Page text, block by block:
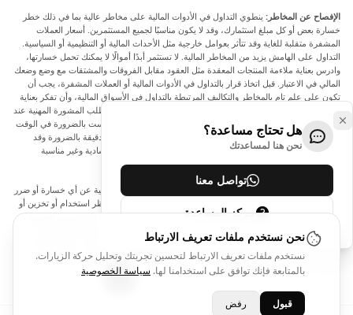
الإفصاح عن المخاطر: ينطوي التداول في الأدوات المالية على مخاطر عالية بما في ذلك خطر
خسارة بعض أو كل مبلغ استثمارك، وقد لا يكون مناسبًا لجميع المستثمرين. أسعار العملات
المشفرة متقلبة للغاية وقد تتأثر بعوامل خارجية مثل الأحداث المالية أو التنظيمية أو السياسية.
التداول على الهامش يزيد من المخاطر المالية. لا تستثمر أبدًا أموالًا لا يمكنك تحمل خسارتها،
وادرس بعناية ملاءمة المنتجات المعقدة مثل العقود مقابل الفروقات والمشتقات مع وضع وضعك
المالي في الاعتبار. قبل اتخاذ قرار بالتداول في الأدوات المالية أو العملات المشفرة، يجب أن
تكون على علم تام بالمخاطر والتكاليف المرتبطة بالتداول في الأسواق المالية، وأن تفكر بعناية
في أهدافك الاستثمارية ومستوى خبرتك ورغبتك في المخاطرة، وأن تطلب المشورة المهنية عند
الحاجة. تود Arincen أن تذكرك بأن البيانات الواردة في هذا الموقع ليست بالضرورة في الوقت
الفعلي وليست دقيقة. البيانات والأسعار الموجودة على الموقع ليست دقيقة بالضرورة وقد
تختلف عن السعر الفعلي في أي سوق معينة، مما يعني أن الأسعار إرشادية وغير مناسبة
لأغراض التداول.
لن يتحمل Arincen وأي مزود للبيانات الواردة في هذا الموقع المسؤولية عن أي خسارة أو ضرر
نتيجة لتداولك، أو اعتمادك على المعلومات الواردة في هذا الموقع. يحظر استخدام أو تخزين أو
إعادة إنتاج أو عرض أو تعديل أو نقل أو توزيع البيانات الموجودة في هذا الموقع دون الحصول
على إذن كتابي صريح مسبق من Arincen و/أو مزود البيانات. جميع حقوق الملكية الفكرية
محفوظة من قبل مقدمي الخدمة و/أو البورصة التي تقدم البيانات الواردة في هذا الموقع. قد
يتم تعويض Arincen من قبل المعلنين الذين يظهرون على الموقع، بناءً على تفاعلك مع
الإعلانات أو المعلنين.
هل تحتاج مساعدة؟
نحن هنا لمساعدتك
تواصل معنا
مركز المساعدة
نحن نستخدم ملفات تعريف الارتباط
نستخدم ملفات تعريف الارتباط لتحسين تجربتك وتحليل حركة الزيارات.
بالمتابعة فإنك توافق على استخدامنا لها. سياسة الخصوصية
قبول رفض